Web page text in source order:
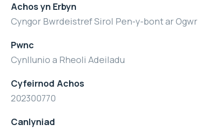
Achos yn Erbyn
Cyngor Bwrdeistref Sirol Pen-y-bont ar Ogwr
Pwnc
Cynllunio a Rheoli Adeiladu
Cyfeirnod Achos
202300770
Canlyniad